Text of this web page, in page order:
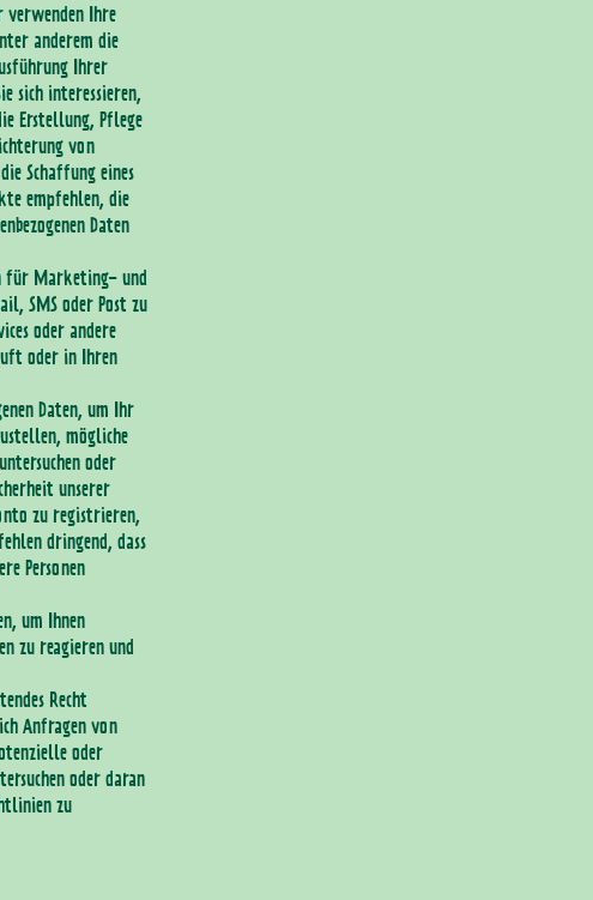
verwenden Ihre
anderem die
Ihrer
sich interessieren,
Erstellung, Pflege
von
Schaffung eines
empfehlen, die
Daten
für Marketing- und
SMS oder Post zu
oder andere
oder in Ihren
Daten, um Ihr
mögliche
oder
unserer
zu registrieren,
dringend, dass
Personen
um Ihnen
zu reagieren und
Recht
Anfragen von
oder
oder daran
zu